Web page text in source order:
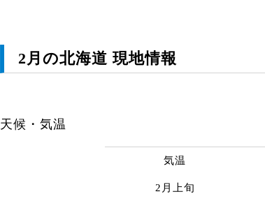
2月の北海道 現地情報
天候・気温
気温
2月上旬